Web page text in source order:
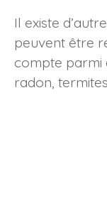
Il existe
peuvent être
compte parmi
radon,